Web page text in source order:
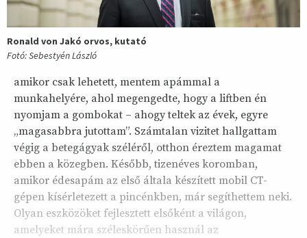
Ronald von Jakó orvos, kutató
Fotó: Sebestyén László
amikor csak lehetett, mentem apámmal a
munkahelyére, ahol megengedte, hogy a liftben én
nyomjam a gombokat – ahogy teltek az évek, egyre
„magasabbra jutottam”. Számtalan vizitet hallgattam
végig a betegágyak széléről, otthon éreztem magamat
ebben a közegben. Később, tizenéves koromban,
amikor édesapám az első általa készített mobil CT-
gépen kísérletezett a pincénkben, már segíthettem neki.
Olyan eszközöket fejlesztett elsőként a világon,
amelyeket mára széleskörűen használ az